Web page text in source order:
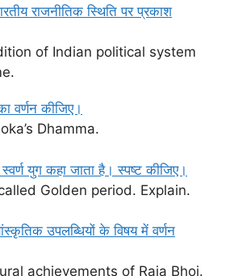
राजनीतिक स्थिति पर प्रकाश
of Indian political system
वर्णन कीजिए।
Dhamma.
युग कहा जाता है। स्पष्ट कीजिए।
Golden period. Explain.
उपलब्धियों के विषय में वर्णन
achievements of Raja Bhoj.